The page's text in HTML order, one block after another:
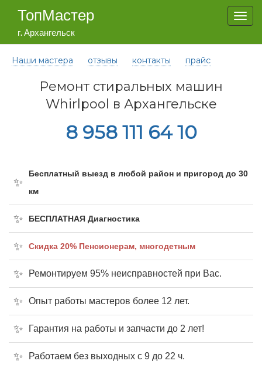
ТопМастер
г. Архангельск
Наши мастера отзывы контакты прайс
Ремонт стиральных машин
Whirlpool в Архангельске
8 958 111 64 10
Бесплатный выезд в любой район и пригород до 30
км
БЕСПЛАТНАЯ Диагностика
Cкидка 20% Пенсионерам, многодетным
Ремонтируем 95% неисправностей при Вас.
Опыт работы мастеров более 12 лет.
Гарантия на работы и запчасти до 2 лет!
Работаем без выходных с 9 до 22 ч.